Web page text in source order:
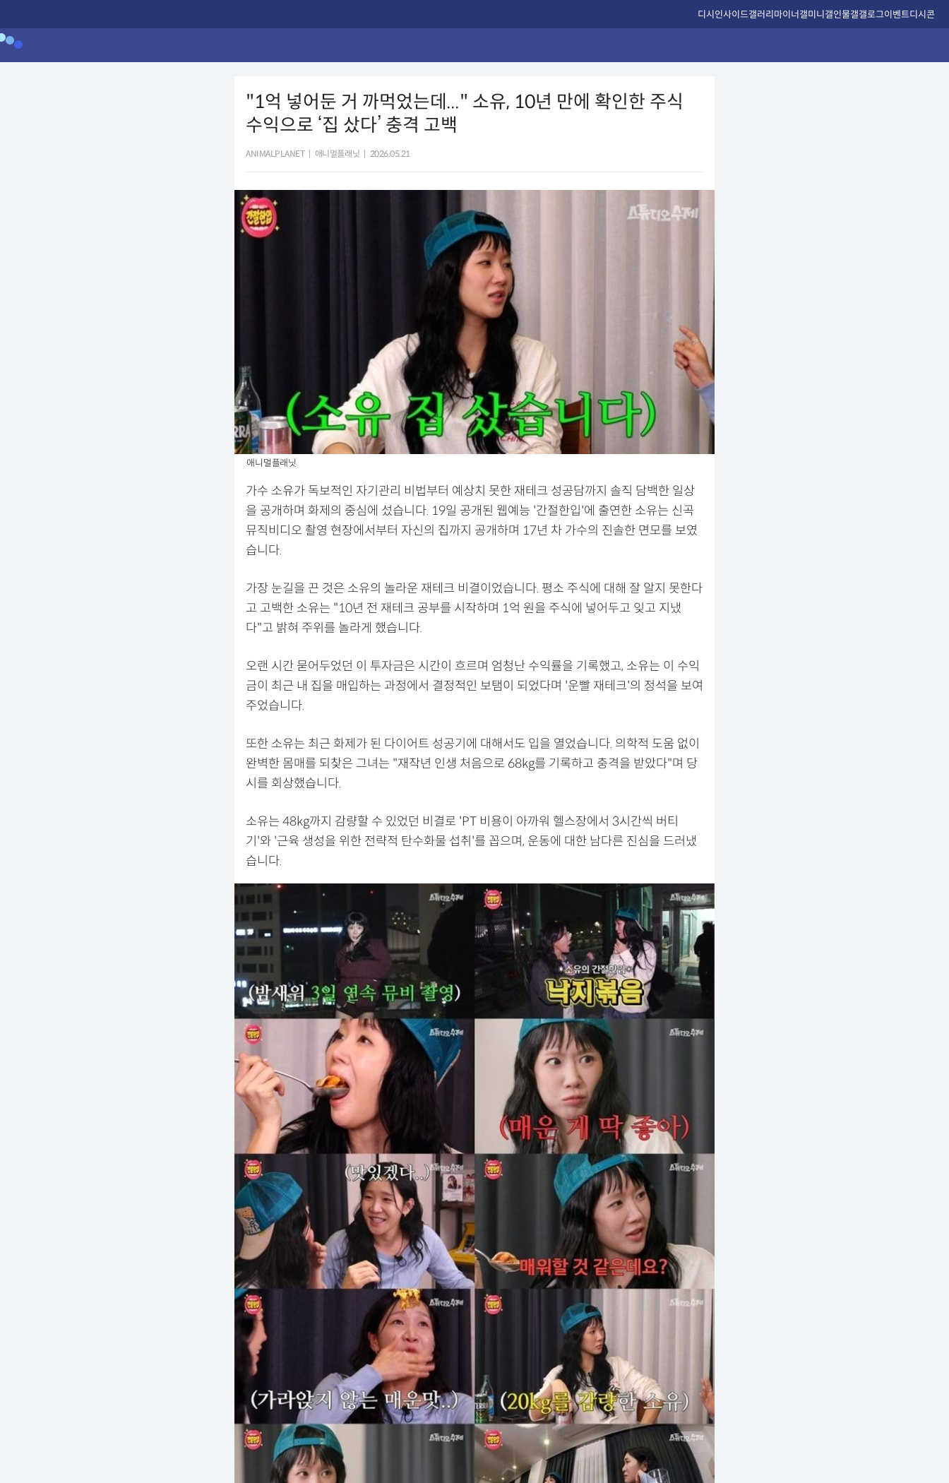
디시인사이드갤러리마이너갤미니갤인물갤갤로그이벤트디시콘
"1억 넣어둔 거 까먹었는데..." 소유, 10년 만에 확인한 주식
수익으로 ‘집 샀다’ 충격 고백
ANIMALPLANET 애니멀플래닛 2026.05.21
애니멀플래닛
가수 소유가 독보적인 자기관리 비법부터 예상치 못한 재테크 성공담까지 솔직 담백한 일상
을 공개하며 화제의 중심에 섰습니다. 19일 공개된 웹예능 '간절한입'에 출연한 소유는 신곡
뮤직비디오 촬영 현장에서부터 자신의 집까지 공개하며 17년 차 가수의 진솔한 면모를 보였
습니다.
가장 눈길을 끈 것은 소유의 놀라운 재테크 비결이었습니다. 평소 주식에 대해 잘 알지 못한다
고 고백한 소유는 "10년 전 재테크 공부를 시작하며 1억 원을 주식에 넣어두고 잊고 지냈
다"고 밝혀 주위를 놀라게 했습니다.
오랜 시간 묻어두었던 이 투자금은 시간이 흐르며 엄청난 수익률을 기록했고, 소유는 이 수익
금이 최근 내 집을 매입하는 과정에서 결정적인 보탬이 되었다며 '운빨 재테크'의 정석을 보여
주었습니다.
또한 소유는 최근 화제가 된 다이어트 성공기에 대해서도 입을 열었습니다. 의학적 도움 없이
완벽한 몸매를 되찾은 그녀는 "재작년 인생 처음으로 68kg를 기록하고 충격을 받았다"며 당
시를 회상했습니다.
소유는 48kg까지 감량할 수 있었던 비결로 'PT 비용이 아까워 헬스장에서 3시간씩 버티
기'와 '근육 생성을 위한 전략적 탄수화물 섭취'를 꼽으며, 운동에 대한 남다른 진심을 드러냈
습니다.